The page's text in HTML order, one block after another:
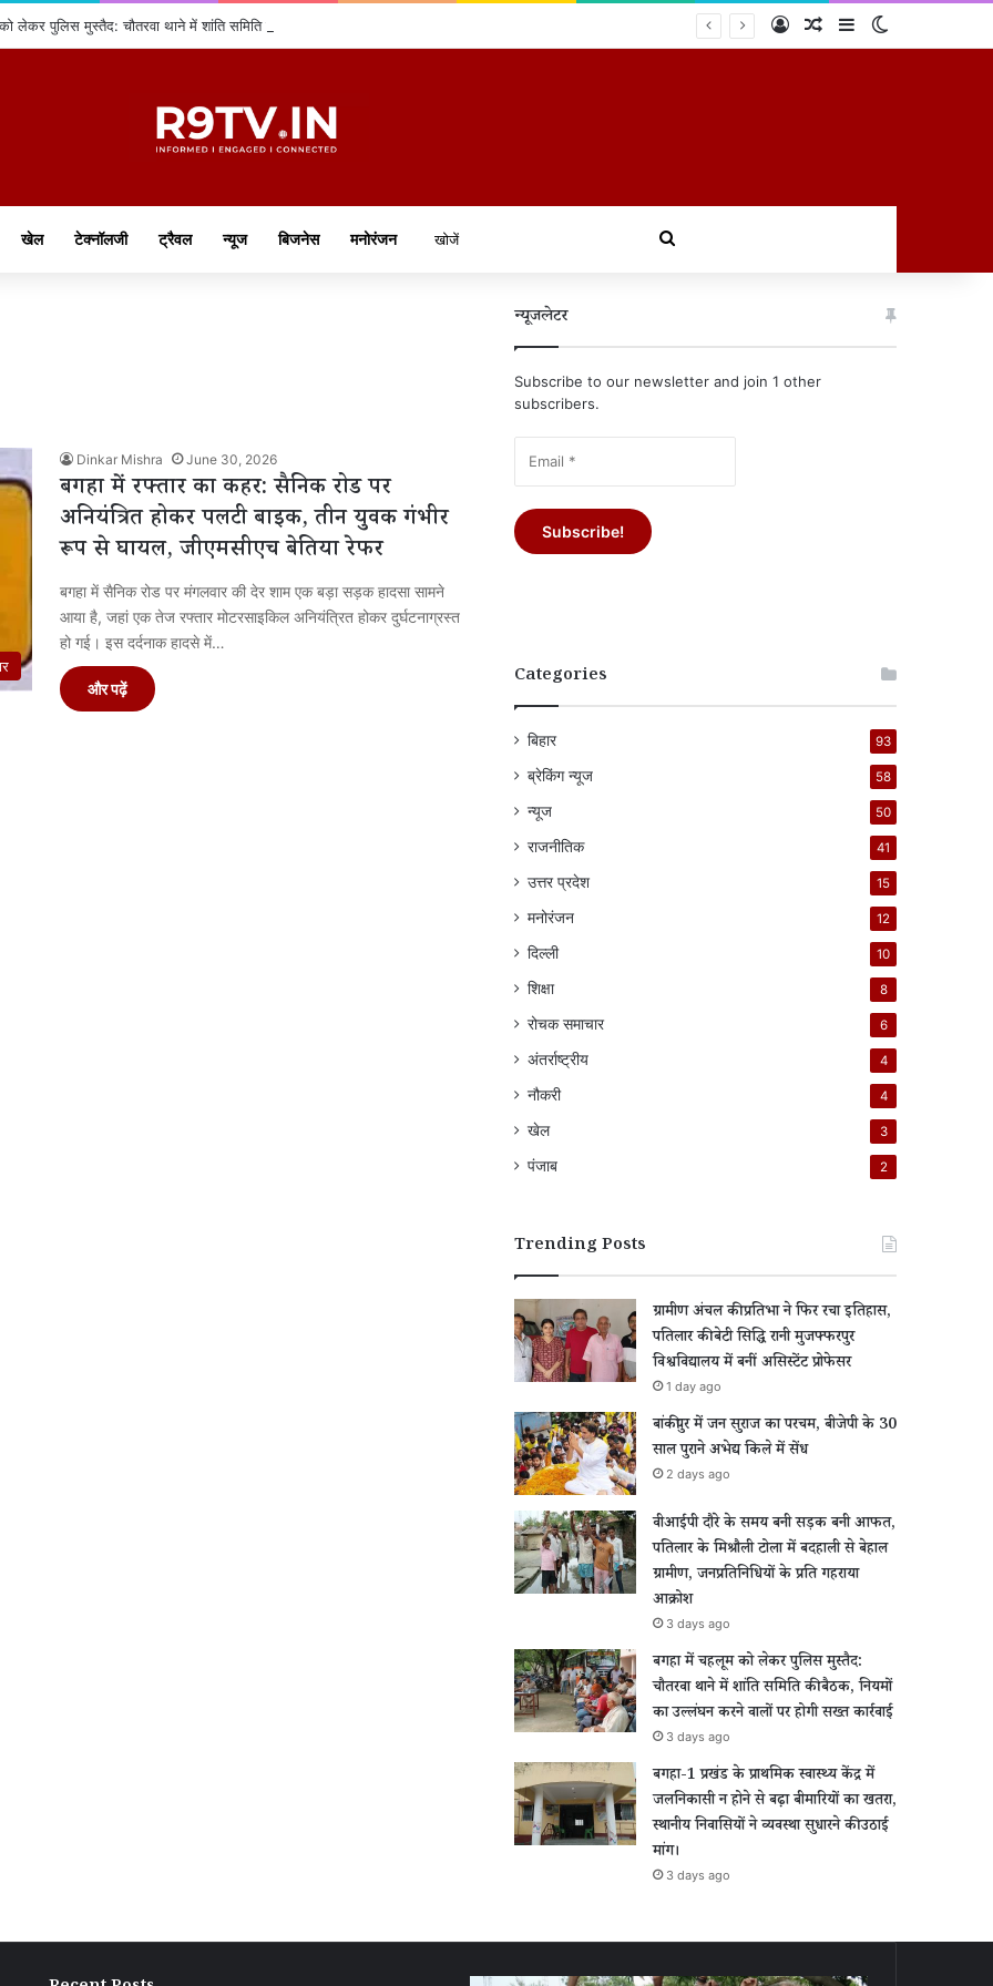
लेकर पुलिस मुस्तैद: चौतरवा थाने में शांति समिति की बैठक, नियमों का उल्लंघन करने वालों पर होगी सख्त कार्रवाई Log InRandom Article
Sidebar
खेल टेक्नॉलजी ट्रैवल न्यूज बिजनेस मनोरंजन खोजें
Dinkar Mishra June 30, 2026
बगहा में रफ्तार का कहर: सैनिक रोड पर
अनियंत्रित होकर पलटी बाइक, तीन युवक गंभीर
रूप से घायल, जीएमसीएच बेतिया रेफर
बगहा में सैनिक रोड पर मंगलवार की देर शाम एक बड़ा सड़क हादसा सामने
आया है, जहां एक तेज रफ्तार मोटरसाइकिल अनियंत्रित होकर दुर्घटनाग्रस्त
हो गई। इस दर्दनाक हादसे में…
और पढ़ें
न्यूजलेटर
Subscribe to our newsletter and join 1 other
subscribers.
Categories
बिहार 93
ब्रेकिंग न्यूज 58
न्यूज 50
राजनीतिक 41
उत्तर प्रदेश 15
मनोरंजन 12
दिल्ली 10
शिक्षा 8
रोचक समाचार 6
अंतर्राष्ट्रीय 4
नौकरी 4
खेल 3
पंजाब 2
Trending Posts
ग्रामीण अंचल की प्रतिभा ने फिर रचा इतिहास,
पतिलार की बेटी सिद्धि रानी मुजफ्फरपुर
विश्वविद्यालय में बनीं असिस्टेंट प्रोफेसर
1 day ago
बांकीपुर में जन सुराज का परचम, बीजेपी के 30
साल पुराने अभेद्य किले में सेंध
2 days ago
वीआईपी दौरे के समय बनी सड़क बनी आफत,
पतिलार के मिश्रौली टोला में बदहाली से बेहाल
ग्रामीण, जनप्रतिनिधियों के प्रति गहराया
आक्रोश
3 days ago
बगहा में चहलूम को लेकर पुलिस मुस्तैद:
चौतरवा थाने में शांति समिति की बैठक, नियमों
का उल्लंघन करने वालों पर होगी सख्त कार्रवाई
3 days ago
बगहा-1 प्रखंड के प्राथमिक स्वास्थ्य केंद्र में
जलनिकासी न होने से बढ़ा बीमारियों का खतरा,
स्थानीय निवासियों ने व्यवस्था सुधारने की उठाई
मांग।
3 days ago